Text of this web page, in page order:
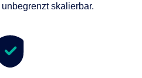
skalierbar.